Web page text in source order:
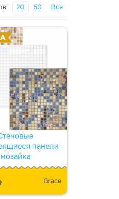
20 50 Все
панели
мозайка
Grace